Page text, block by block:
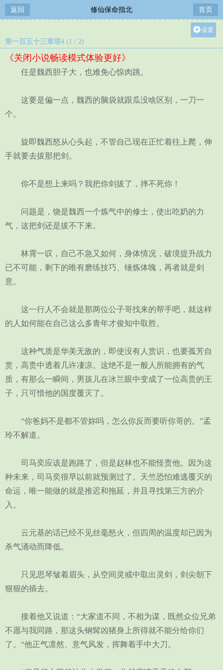
返回 修仙保命指北 首页
设置
第一百五十三章塔4 (1 / 2)
《关闭小说畅读模式体验更好》
任是魏西胆子大，也难免心惊肉跳。
这要是偏一点，魏西的脑袋就跟瓜没啥区别，一刀一
个。
旋即魏西怒从心头起，不管自己现在正忙着往上爬，伸
手就要去拔那把剑。
你不是想上来吗？我把你剑拔了，摔不死你！
问题是，饶是魏西一个炼气中的修士，使出吃奶的力
气，这把剑还是拔不下来。
林霄一叹，自己不急又如何，身体情况，破境提升战力
已不可能，剩下的唯有磨练技巧、锤炼体魄，再者就是剑
意。
这一行人不会就是那两位公子哥找来的帮手吧，就这样
的人如何能在自己这么多青年才俊知中取胜。
这种气质是华美无敌的，即使没有人赏识，也要孤芳自
赏，高贵中透着几许凄凉。这绝不是一般人所能拥有的气
质，有那么一瞬间，男孩儿在冰兰眼中变成了一位高贵的王
子，只可惜他的国度覆灭了。
“你爸妈不是都不管妳吗，怎么你反而要听你哥的。”孟
玲不解道。
司马奕应该是跑路了，但是赵林也不能怪责他。因为这
种未来，司马奕很早以前就预测过了。天竺恐怕难逃覆灭的
命运，唯一能做的就是推迟和拖延，并且寻找第三方的介
入。
云元基的话已经不见丝毫怒火，但四周的温度却已因为
杀气涌动而降低。
只见思琴皱着眉头，从空间灵戒中取出灵剑，剑尖朝下
狠狠的插去。
接着他又说道：“大家道不同，不相为谋，既然众位兄弟
不愿与我同路，那这头钢髯凶猪身上所得就不能分给你们
了。“他正气凛然、意气风发，挥舞着手中大刀。